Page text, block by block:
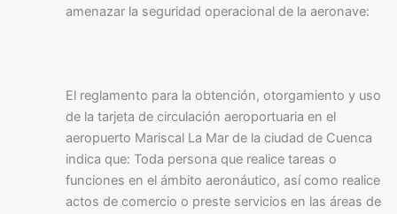
amenazar la seguridad operacional de la aeronave:
El reglamento para la obtención, otorgamiento y uso
de la tarjeta de circulación aeroportuaria en el
aeropuerto Mariscal La Mar de la ciudad de Cuenca
indica que: Toda persona que realice tareas o
funciones en el ámbito aeronáutico, así como realice
actos de comercio o preste servicios en las áreas de